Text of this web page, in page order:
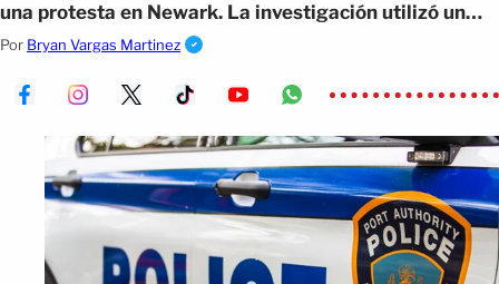
una protesta en Newark. La investigación utilizó un
AirTag para rastrear los objetos
Por Bryan Vargas Martinez